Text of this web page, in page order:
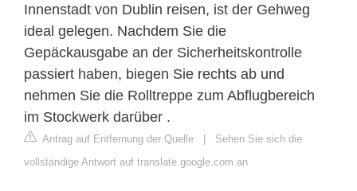
Innenstadt von Dublin reisen, ist der Gehweg
ideal gelegen. Nachdem Sie die
Gepäckausgabe an der Sicherheitskontrolle
passiert haben, biegen Sie rechts ab und
nehmen Sie die Rolltreppe zum Abflugbereich
im Stockwerk darüber .
Antrag auf Entfernung der Quelle | Sehen Sie sich die
vollständige Antwort auf translate.google.com an